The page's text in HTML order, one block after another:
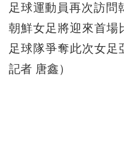
足球運動員再次訪問
朝鮮女足將迎來首場
足球隊爭奪此次女足
記者 唐鑫）